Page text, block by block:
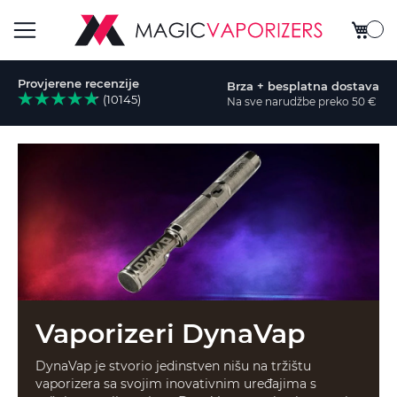
navigaciju
My
Provjerene recenzije
(10145)
Brza + besplatna dostava
Na sve narudžbe preko 50 €
Vaporizeri DynaVap
DynaVap je stvorio jedinstven nišu na tržištu
vaporizera sa svojim inovativnim uređajima s